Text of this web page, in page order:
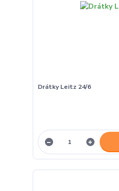
Drátky Leitz 24/6